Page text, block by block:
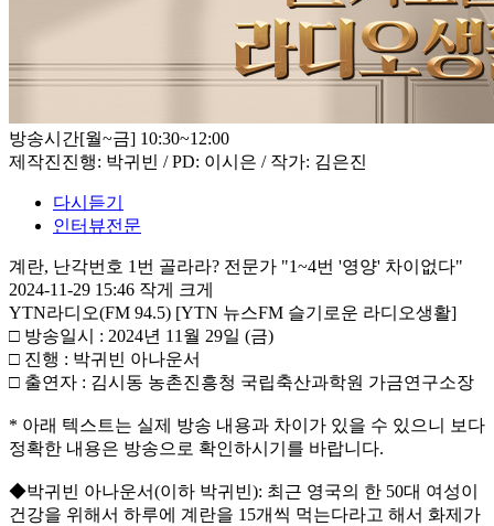
방송시간[월~금] 10:30~12:00
제작진진행: 박귀빈 / PD: 이시은 / 작가: 김은진
다시듣기
인터뷰전문
계란, 난각번호 1번 골라라? 전문가 "1~4번 '영양' 차이없다"
2024-11-29 15:46 작게
크게
YTN라디오(FM 94.5) [YTN 뉴스FM 슬기로운 라디오생활]
□ 방송일시 : 2024년 11월 29일 (금)
□ 진행 : 박귀빈 아나운서
□ 출연자 : 김시동 농촌진흥청 국립축산과학원 가금연구소장
* 아래 텍스트는 실제 방송 내용과 차이가 있을 수 있으니 보다
정확한 내용은 방송으로 확인하시기를 바랍니다.
◆박귀빈 아나운서(이하 박귀빈): 최근 영국의 한 50대 여성이
건강을 위해서 하루에 계란을 15개씩 먹는다라고 해서 화제가